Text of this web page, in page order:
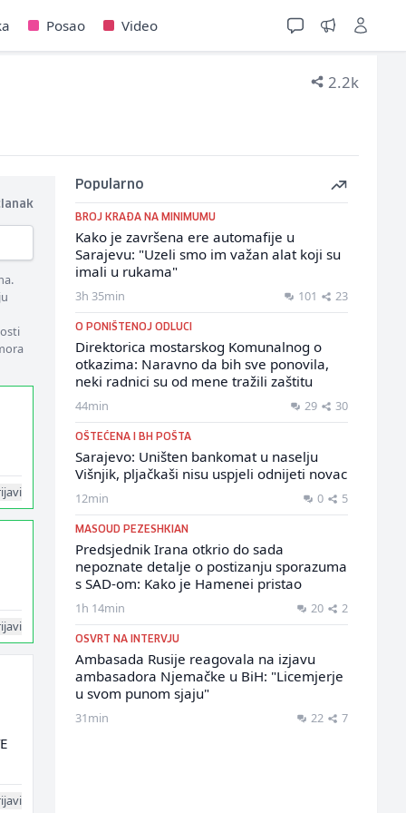
Posao Video
2.2k
Popularno
BROJ KRAĐA NA MINIMUMU
Kako je završena ere automafije u
Sarajevu: "Uzeli smo im važan alat koji su
imali u rukama"
3h 35min 101 23
O PONIŠTENOJ ODLUCI
Direktorica mostarskog Komunalnog o
otkazima: Naravno da bih sve ponovila,
neki radnici su od mene tražili zaštitu
44min 29 30
OŠTEĆENA I BH POŠTA
Sarajevo: Uništen bankomat u naselju
Višnjik, pljačkaši nisu uspjeli odnijeti novac
12min 0 5
MASOUD PEZESHKIAN
Predsjednik Irana otkrio do sada
nepoznate detalje o postizanju sporazuma
s SAD-om: Kako je Hamenei pristao
1h 14min 20 2
OSVRT NA INTERVJU
Ambasada Rusije reagovala na izjavu
ambasadora Njemačke u BiH: "Licemjerje
u svom punom sjaju"
31min 22 7